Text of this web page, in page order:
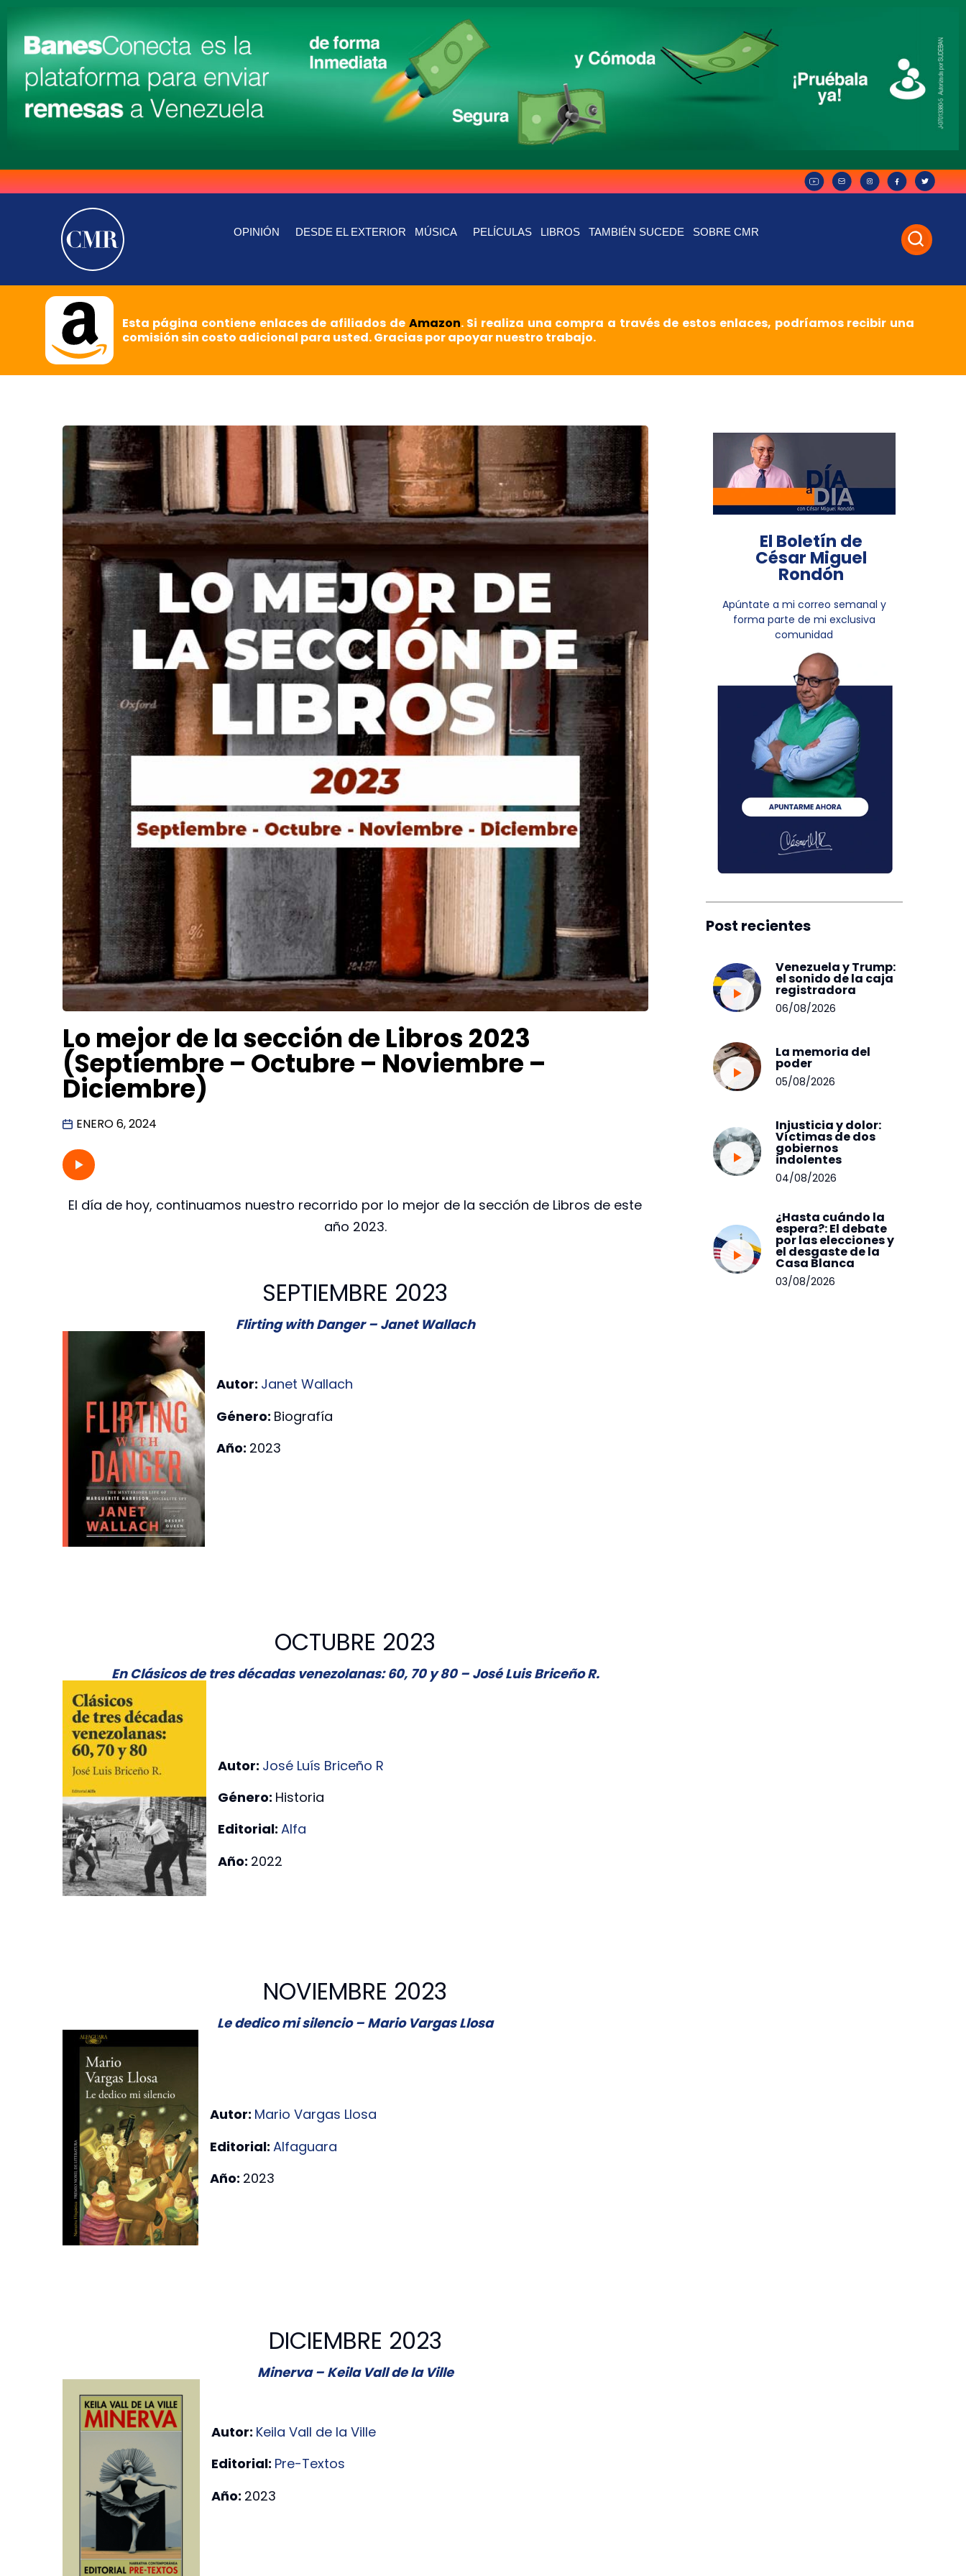
OPINIÓN DESDE EL EXTERIOR MÚSICA PELÍCULAS LIBROS TAMBIÉN SUCEDE SOBRE CMR
Esta página contiene enlaces de afiliados de Amazon. Si realiza una compra a través de estos enlaces, podríamos recibir una
comisión sin costo adicional para usted. Gracias por apoyar nuestro trabajo.
Lo mejor de la sección de Libros 2023
(Septiembre – Octubre – Noviembre –
Diciembre)
ENERO 6, 2024
El día de hoy, continuamos nuestro recorrido por lo mejor de la sección de Libros de este
año 2023.
SEPTIEMBRE 2023
Flirting with Danger – Janet Wallach
Autor: Janet Wallach
Género: Biografía
Año: 2023
OCTUBRE 2023
En Clásicos de tres décadas venezolanas: 60, 70 y 80 – José Luis Briceño R.
Autor: José Luís Briceño R
Género: Historia
Editorial: Alfa
Año: 2022
NOVIEMBRE 2023
Le dedico mi silencio – Mario Vargas Llosa
Autor: Mario Vargas Llosa
Editorial: Alfaguara
Año: 2023
DICIEMBRE 2023
Minerva – Keila Vall de la Ville
Autor: Keila Vall de la Ville
Editorial: Pre-Textos
Año: 2023
El Boletín de
César Miguel
Rondón
Apúntate a mi correo semanal y
forma parte de mi exclusiva
comunidad
Post recientes
Venezuela y Trump:
el sonido de la caja
registradora
06/08/2026
La memoria del
poder
05/08/2026
Injusticia y dolor:
Víctimas de dos
gobiernos
indolentes
04/08/2026
¿Hasta cuándo la
espera?: El debate
por las elecciones y
el desgaste de la
Casa Blanca
03/08/2026